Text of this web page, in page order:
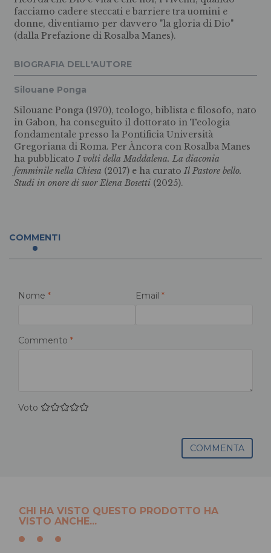
facciamo cadere steccati e barriere tra uomini e
donne, diventiamo per davvero "la gloria di Dio"
(dalla Prefazione di Rosalba Manes).
BIOGRAFIA DELL'AUTORE
Silouane Ponga
Silouane Ponga (1970), teologo, biblista e filosofo, nato
in Gabon, ha conseguito il dottorato in Teologia
fondamentale presso la Pontificia Università
Gregoriana di Roma. Per Àncora con Rosalba Manes
ha pubblicato I volti della Maddalena. La diaconia
femminile nella Chiesa (2017) e ha curato Il Pastore bello.
Studi in onore di suor Elena Bosetti (2025).
COMMENTI
Nome * Email *
Commento *
Voto
COMMENTA
CHI HA VISTO QUESTO PRODOTTO HA
VISTO ANCHE...